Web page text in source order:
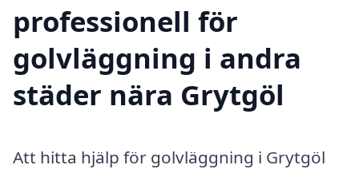
professionell för
golvläggning i andra
städer nära Grytgöl
Att hitta hjälp för golvläggning i Grytgöl